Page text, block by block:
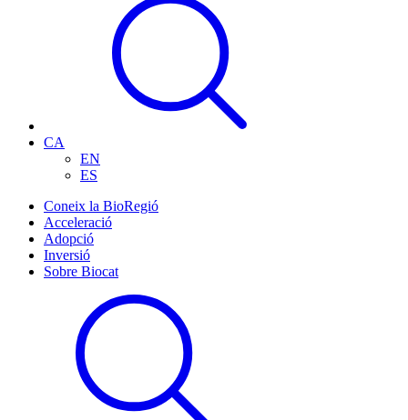
CA
EN
ES
Coneix la BioRegió
Acceleració
Adopció
Inversió
Sobre Biocat